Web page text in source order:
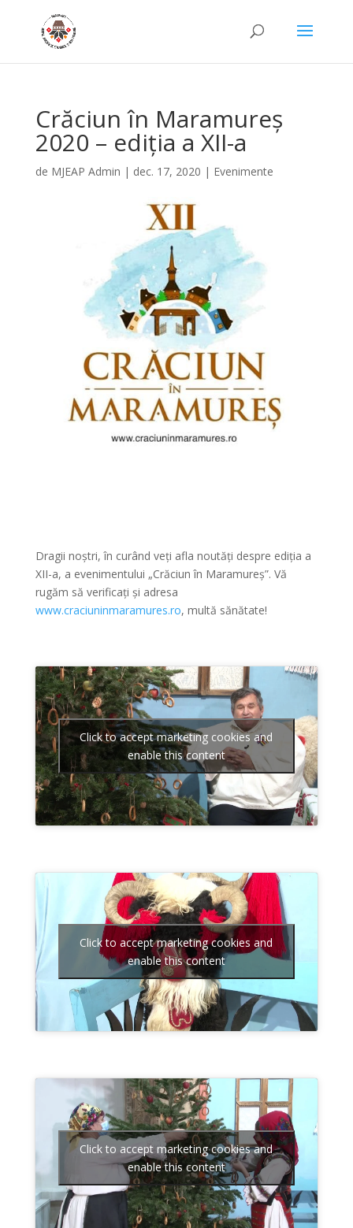
Crăciun în Maramureş
2020 – ediția a XII-a
de MJEAP Admin | dec. 17, 2020 | Evenimente
Dragii noștri, în curând veți afla noutăți despre ediția a
XII-a, a evenimentului „Crăciun în Maramureș”. Vă
rugăm să verificați și adresa
www.craciuninmaramures.ro, multă sănătate!
Click to accept marketing cookies and
enable this content
Click to accept marketing cookies and
enable this content
Click to accept marketing cookies and
enable this content